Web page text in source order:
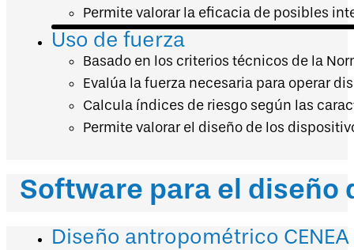
Permite valorar la eficacia de posibles
Uso de fuerza
Basado en los criterios técnicos de la
Evalúa la fuerza necesaria para operar
Calcula índices de riesgo según las
Permite valorar el diseño de los
Software para el diseño
Diseño antropométrico CENEA